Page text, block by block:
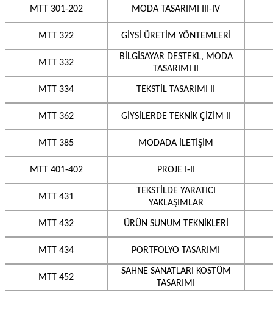
MTT 301-202 MODA TASARIMI III-IV
MTT 322 GİYSİ ÜRETİM YÖNTEMLERİ
MTT 332
BİLGİSAYAR DESTEKL, MODA
TASARIMI II
MTT 334 TEKSTİL TASARIMI II
MTT 362 GİYSİLERDE TEKNİK ÇİZİM II
MTT 385 MODADA İLETİŞİM
MTT 401-402 PROJE I-II
MTT 431
TEKSTİLDE YARATICI
YAKLAŞIMLAR
MTT 432 ÜRÜN SUNUM TEKNİKLERİ
MTT 434 PORTFOLYO TASARIMI
MTT 452
SAHNE SANATLARI KOSTÜM
TASARIMI